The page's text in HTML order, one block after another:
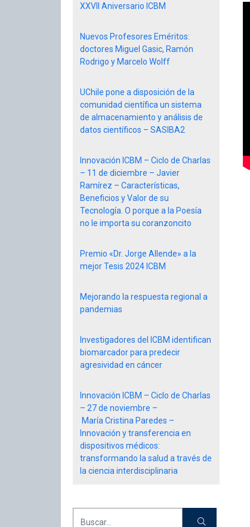
XXVII Aniversario ICBM
Nuevos Profesores Eméritos:
doctores Miguel Gasic, Ramón
Rodrigo y Marcelo Wolff
UChile pone a disposición de la
comunidad científica un sistema
de almacenamiento y análisis de
datos científicos – SASIBA2
Innovación ICBM – Ciclo de Charlas
– 11 de diciembre – Javier
Ramírez – Características,
Beneficios y Valor de su
Tecnología. O porque a la Poesía
no le importa su coranzoncito
Premio «Dr. Jorge Allende» a la
mejor Tesis 2024 ICBM
Mejorando la respuesta regional a
pandemias
Investigadores del ICBM identifican
biomarcador para predecir
agresividad en cáncer
Innovación ICBM – Ciclo de Charlas
– 27 de noviembre –
María Cristina Paredes –
Innovación y transferencia en
dispositivos médicos:
transformando la salud a través de
la ciencia interdisciplinaria